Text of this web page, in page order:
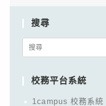
搜尋
Search
校務平台系統
1campus 校務系統